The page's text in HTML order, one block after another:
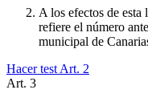
A los efectos de esta
refiere el número
municipal de
Hacer test Art. 2
Art. 3